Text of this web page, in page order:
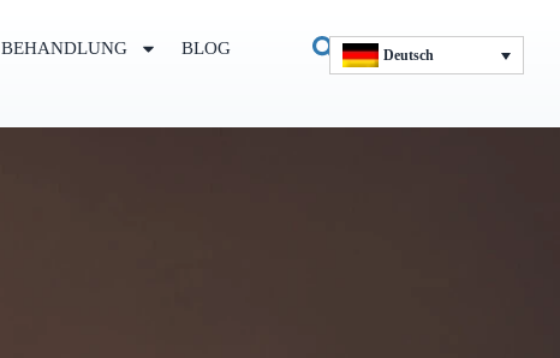
BEHANDLUNG
BLOG
Deutsch